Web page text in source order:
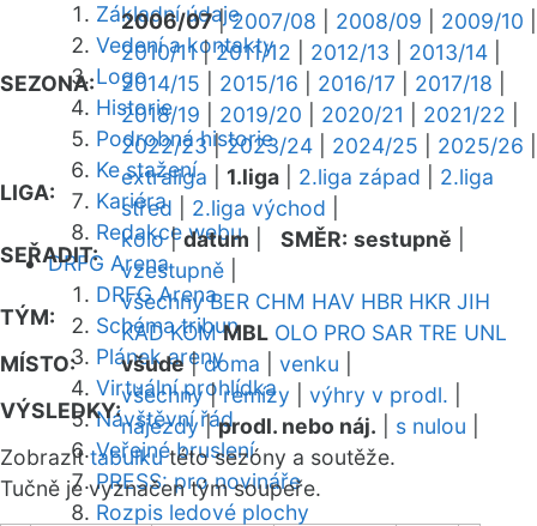
Základní údaje
Vedení a kontakty
Logo
Historie
Podrobná historie
Ke stažení
Kariéra
Redakce webu
DRFG Arena
DRFG Arena
Schéma tribun
Plánek areny
Virtuální prohlídka
Návštěvní řád
Veřejné bruslení
PRESS: pro novináře
Rozpis ledové plochy
SEZONA:
2006/07|2007/08 2008/09 2009/10
2010/11|2011/12 2012/13 2013/14
2014/15
2015/16 2016/17 2017/18
2018/19
2019/20 2020/21 2021/22
2022/23|2023/24 2024/25 2025/26
LIGA:
extraliga 1.liga 2.liga západ
2.liga
střed
2.liga východ
SEŘADIT:
kolo|datum SMĚR: sestupně
vzestupně
TÝM:
všechny BER CHM HAV HBR HKR JIH
KAD KOM MBL OLO PRO SAR TRE UNL
MÍSTO:
všude|doma venku
VÝSLEDKY:
všechny|remízy výhry v prodl.
nájezdy|prodl. nebo náj. s nulou
Zobrazittabulkutéto sezóny a soutěže.
Tučně je vyznačen tým soupeře.